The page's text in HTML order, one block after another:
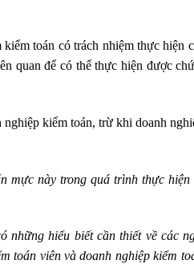
toán có trách nhiệm thực hiện
quan để có thể thực hiện được
kiểm toán, trừ khi doanh
mực này trong quá trình thực
hiểu biết cần thiết về các
toán viên và doanh nghiệp kiểm